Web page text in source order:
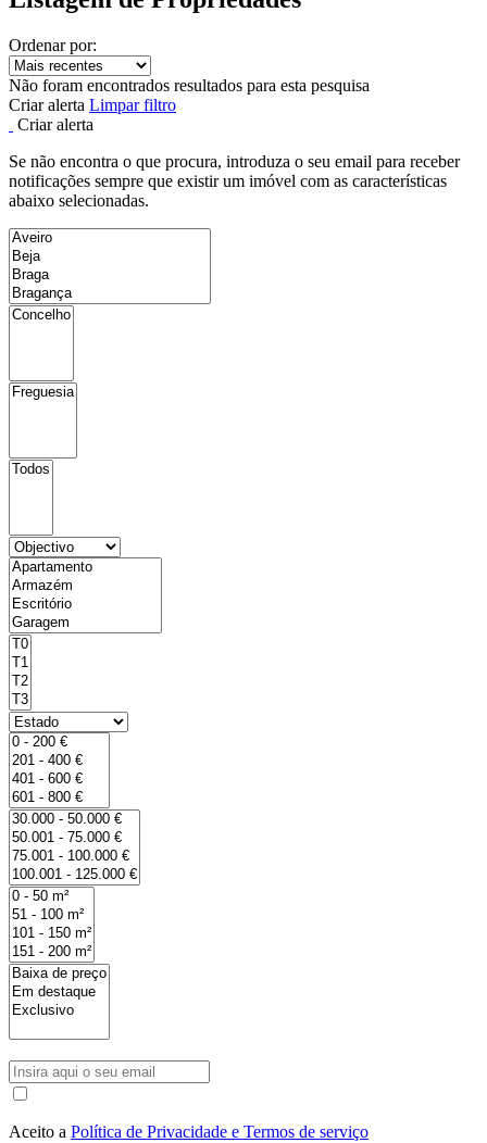
Ordenar por:
Não foram encontrados resultados para esta pesquisa
Criar alerta Limpar filtro
Criar alerta
Se não encontra o que procura, introduza o seu email para receber
notificações sempre que existir um imóvel com as características
abaixo selecionadas.
Aceito a Política de Privacidade e Termos de serviço